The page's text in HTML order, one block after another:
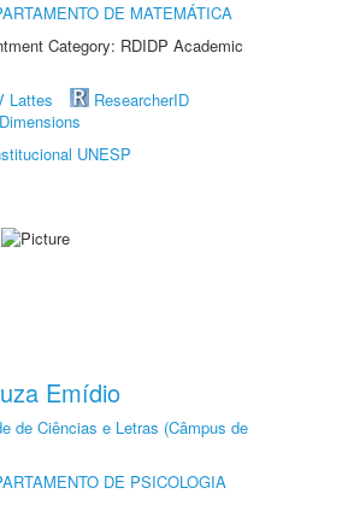
DE MATEMÁTICA
Category: RDIDP Academic
Lattes
ResearcherID
Dimensions
UNESP
Emídio
de Ciências e Letras (Câmpus de
DE PSICOLOGIA